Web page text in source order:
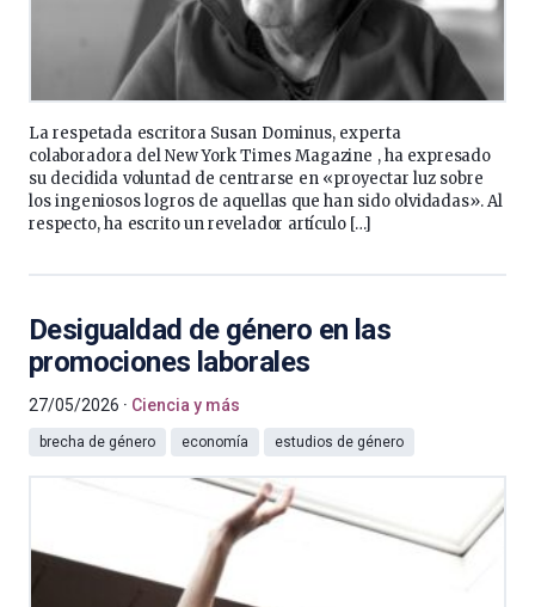
La respetada escritora Susan Dominus, experta
colaboradora del New York Times Magazine , ha expresado
su decidida voluntad de centrarse en «proyectar luz sobre
los ingeniosos logros de aquellas que han sido olvidadas». Al
respecto, ha escrito un revelador artículo […]
Desigualdad de género en las
promociones laborales
27/05/2026 Ciencia y más
brecha de género economía estudios de género